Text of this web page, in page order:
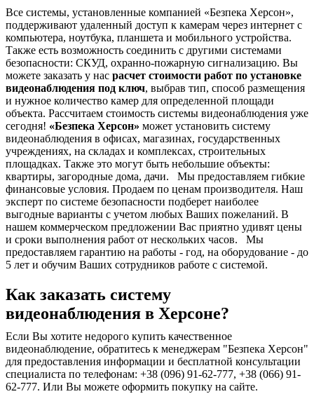
Все системы, установленные компанией «Безпека Херсон»,
поддерживают удаленный доступ к камерам через интернет с
компьютера, ноутбука, планшета и мобильного устройства.
Также есть возможность соединить с другими системами
безопасности: СКУД, охранно-пожарную сигнализацию. Вы
можете заказать у нас расчет стоимости работ по установке
видеонаблюдения под ключ, выбрав тип, способ размещения
и нужное количество камер для определенной площади
объекта. Рассчитаем стоимость системы видеонаблюдения уже
сегодня! «Безпека Херсон» может установить систему
видеонаблюдения в офисах, магазинах, государственных
учреждениях, на складах и комплексах, строительных
площадках. Также это могут быть небольшие объекты:
квартиры, загородные дома, дачи. Мы предоставляем гибкие
финансовые условия. Продаем по ценам производителя. Наш
эксперт по системе безопасности подберет наиболее
выгодные варианты с учетом любых Ваших пожеланий. В
нашем коммерческом предложении Вас приятно удивят цены
и сроки выполнения работ от нескольких часов. Мы
предоставляем гарантию на работы - год, на оборудование - до
5 лет и обучим Ваших сотрудников работе с системой.
Как заказать систему
видеонаблюдения в Херсоне?
Если Вы хотите недорого купить качественное
видеонаблюдение, обратитесь к менеджерам "Безпека Херсон"
для предоставления информации и бесплатной консультации
специалиста по телефонам: +38 (096) 91-62-777, +38 (066) 91-
62-777. Или Вы можете оформить покупку на сайте.